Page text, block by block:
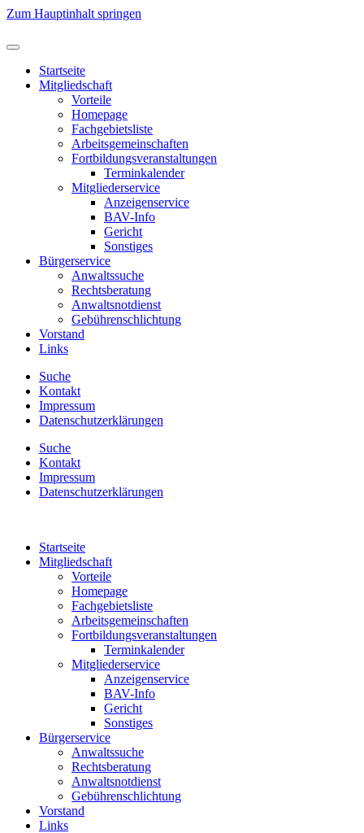
Zum Hauptinhalt springen
Startseite
Mitgliedschaft
Vorteile
Homepage
Fachgebietsliste
Arbeitsgemeinschaften
Fortbildungsveranstaltungen
Terminkalender
Mitgliederservice
Anzeigenservice
BAV-Info
Gericht
Sonstiges
Bürgerservice
Anwaltssuche
Rechtsberatung
Anwaltsnotdienst
Gebührenschlichtung
Vorstand
Links
Suche
Kontakt
Impressum
Datenschutzerklärungen
Suche
Kontakt
Impressum
Datenschutzerklärungen
Startseite
Mitgliedschaft
Vorteile
Homepage
Fachgebietsliste
Arbeitsgemeinschaften
Fortbildungsveranstaltungen
Terminkalender
Mitgliederservice
Anzeigenservice
BAV-Info
Gericht
Sonstiges
Bürgerservice
Anwaltssuche
Rechtsberatung
Anwaltsnotdienst
Gebührenschlichtung
Vorstand
Links